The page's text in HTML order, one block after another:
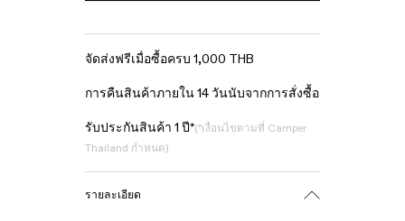
จัดส่งฟรีเมื่อซื้อครบ 1,000 THB
การคืนสินค้าภายใน 14 วันนับจากการสั่งซื้อ
รับประกันสินค้า 1 ปี*(*เงื่อนไขตามที่ Camper
Thailand กำหนด)
รายละเอียด